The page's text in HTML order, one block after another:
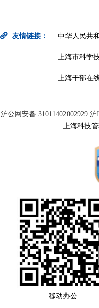
友情链接： 中华人民共
上海市科学
上海干部在
沪公网安备 31011402002929 沪
上海科技
移动办公